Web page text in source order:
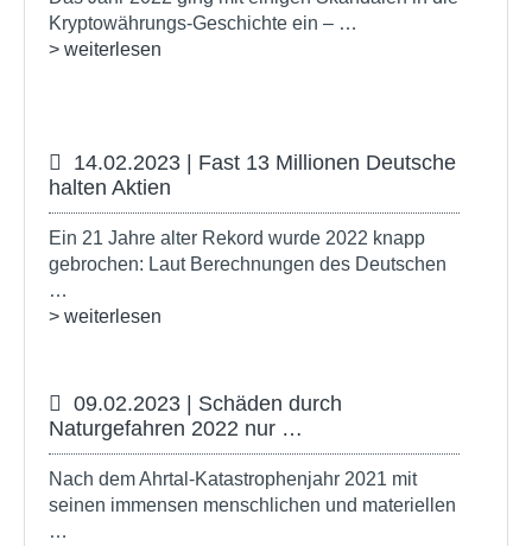
Kryptowährungs-Geschichte ein – …
> weiterlesen
14.02.2023 | Fast 13 Millionen Deutsche
halten Aktien
Ein 21 Jahre alter Rekord wurde 2022 knapp
gebrochen: Laut Berechnungen des Deutschen
…
> weiterlesen
09.02.2023 | Schäden durch
Naturgefahren 2022 nur …
Nach dem Ahrtal-Katastrophenjahr 2021 mit
seinen immensen menschlichen und materiellen
…